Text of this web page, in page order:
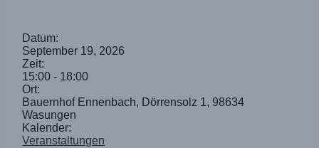
Datum:
September 19, 2026
Zeit:
15:00 - 18:00
Ort:
Bauernhof Ennenbach, Dörrensolz 1, 98634
Wasungen
Kalender:
Veranstaltungen